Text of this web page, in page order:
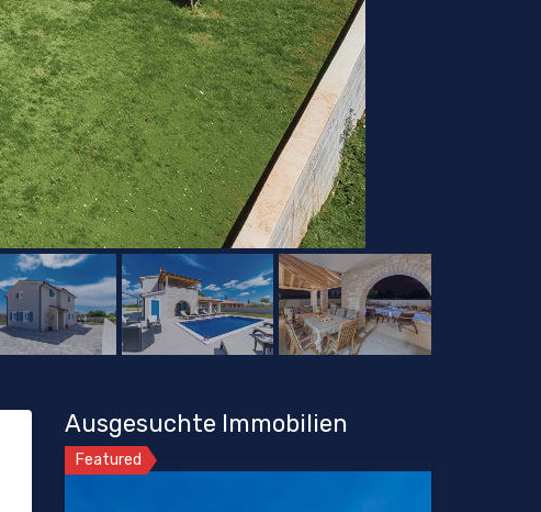
Ausgesuchte Immobilien
Featured